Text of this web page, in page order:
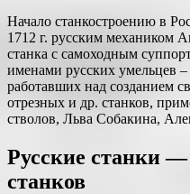
Начало станкостроению в
1712 г. русским механиком
станка с самоходным
именами русских умельцев
работавших над созданием
отрезных и др. станков,
стволов, Льва Собакина,
Русские станки
станков